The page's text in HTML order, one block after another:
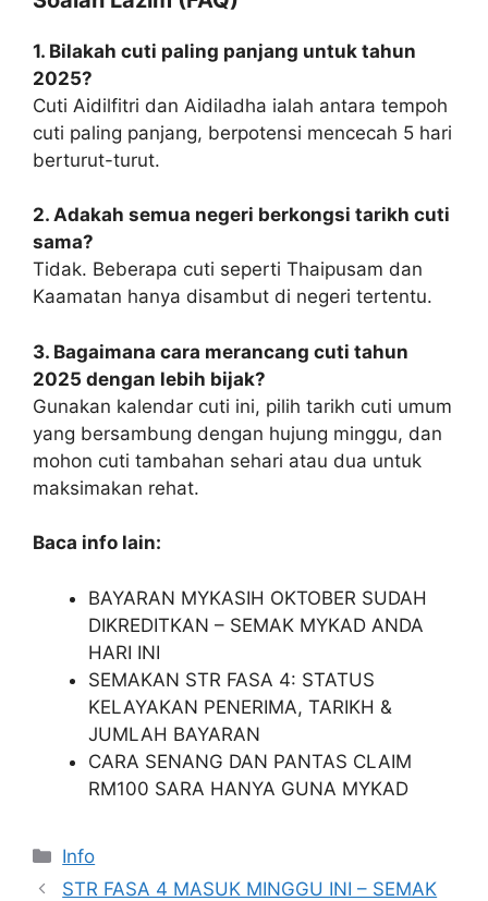
1. Bilakah cuti paling panjang untuk tahun
2025?
Cuti Aidilfitri dan Aidiladha ialah antara tempoh
cuti paling panjang, berpotensi mencecah 5 hari
berturut-turut.
2. Adakah semua negeri berkongsi tarikh cuti
sama?
Tidak. Beberapa cuti seperti Thaipusam dan
Kaamatan hanya disambut di negeri tertentu.
3. Bagaimana cara merancang cuti tahun
2025 dengan lebih bijak?
Gunakan kalendar cuti ini, pilih tarikh cuti umum
yang bersambung dengan hujung minggu, dan
mohon cuti tambahan sehari atau dua untuk
maksimakan rehat.
Baca info lain:
BAYARAN MYKASIH OKTOBER SUDAH
DIKREDITKAN – SEMAK MYKAD ANDA
HARI INI
SEMAKAN STR FASA 4: STATUS
KELAYAKAN PENERIMA, TARIKH &
JUMLAH BAYARAN
CARA SENANG DAN PANTAS CLAIM
RM100 SARA HANYA GUNA MYKAD
Categories
Info
STR FASA 4 MASUK MINGGU INI – SEMAK